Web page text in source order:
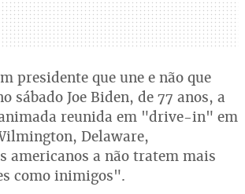
presidente que une e não que
sábado Joe Biden, de 77 anos, a
reunida em "drive-in" em
Delaware,
americanos a não tratem mais
como inimigos".